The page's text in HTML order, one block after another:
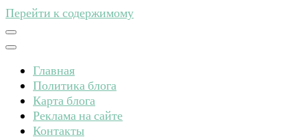
Перейти к содержимому
Главная
Политика блога
Карта блога
Реклама на сайте
Контакты